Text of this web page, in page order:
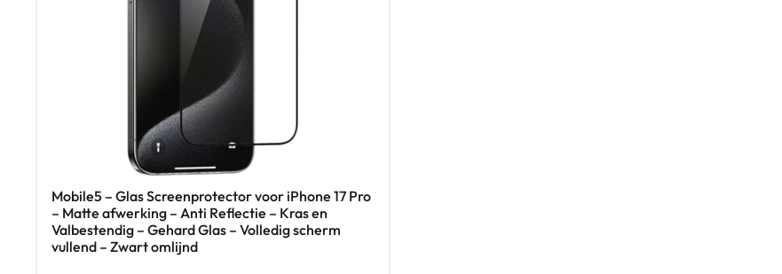
Mobile5 – Glas Screenprotector voor iPhone 17 Pro
– Matte afwerking – Anti Reflectie – Kras en
Valbestendig – Gehard Glas – Volledig scherm
vullend – Zwart omlijnd